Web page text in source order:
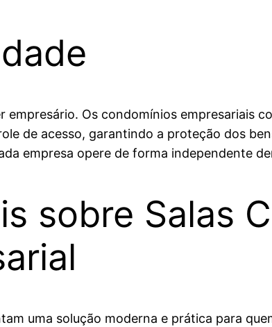
Os condomínios empresariais
de acesso, garantindo a proteção dos
empresa opere de forma independente
sobre Salas
uma solução moderna e prática para